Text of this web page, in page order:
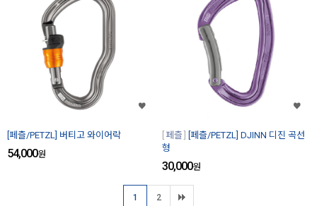
[페츨/PETZL] 버티고 와이어락
54,000원
페츨
[페츨/PETZL] DJINN 디진 곡선
형
30,000원
1 2